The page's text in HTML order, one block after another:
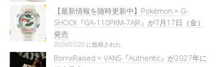
【最新情報を随時更新中】Pokémon × G-
SHOCK『GA-110PKM-7AJR』が7月17日（金）
発売
2026/07/29 に投稿された
BornxRaised × VANS『Authentic』が2027年に